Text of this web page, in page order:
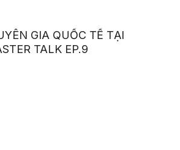
GIA QUỐC TẾ TẠI
TALK EP.9